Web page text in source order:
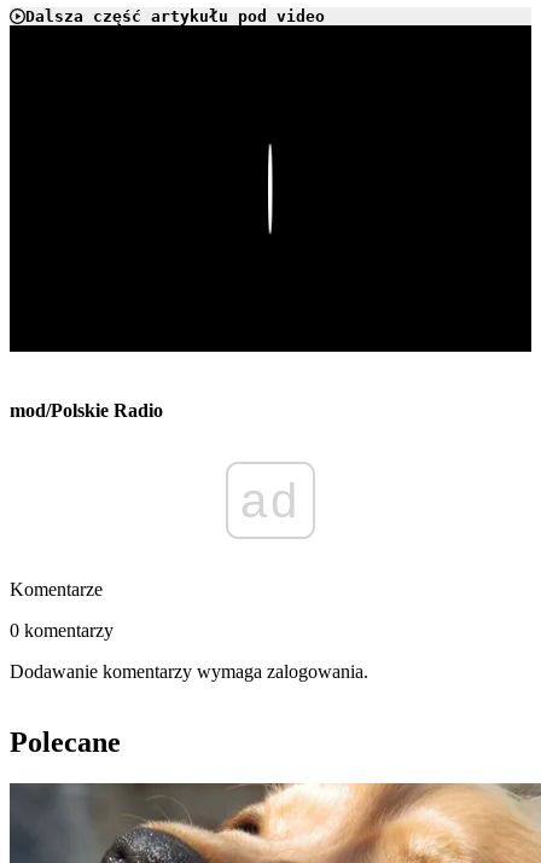
Dalsza część artykułu pod video
mod/Polskie Radio
ad
Komentarze
0 komentarzy
Dodawanie komentarzy wymaga zalogowania.
Polecane